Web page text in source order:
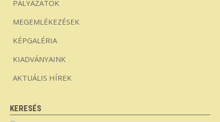
PÁLYÁZATOK
MEGEMLÉKEZÉSEK
KÉPGALÉRIA
KIADVÁNYAINK
AKTUÁLIS HÍREK
KERESÉS